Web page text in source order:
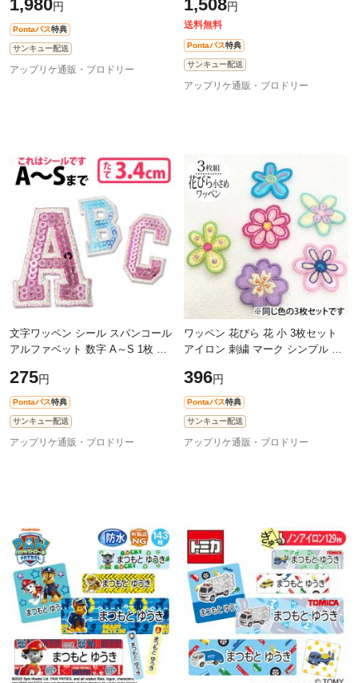
ン 入園 刺繍 プレゼント OR
1,980円
Pontaパス特典
サンキュー配送
アップリケ通販・ブロドリー
料無料 PR
1,508円
送料無料
Pontaパス特典
サンキュー配送
アップリケ通販・ブロドリー
文字ワッペン シール スパンコール
アルファベット 数字 A～S 1枚 名
字 アップリケ CP
275円
Pontaパス特典
サンキュー配送
アップリケ通販・ブロドリー
ワッペン 花びら 花 小 3枚セット
アイロン 刺繍 マーク シンプル プ
い
396円
Pontaパス特典
サンキュー配送
アップリケ通販・ブロドリー